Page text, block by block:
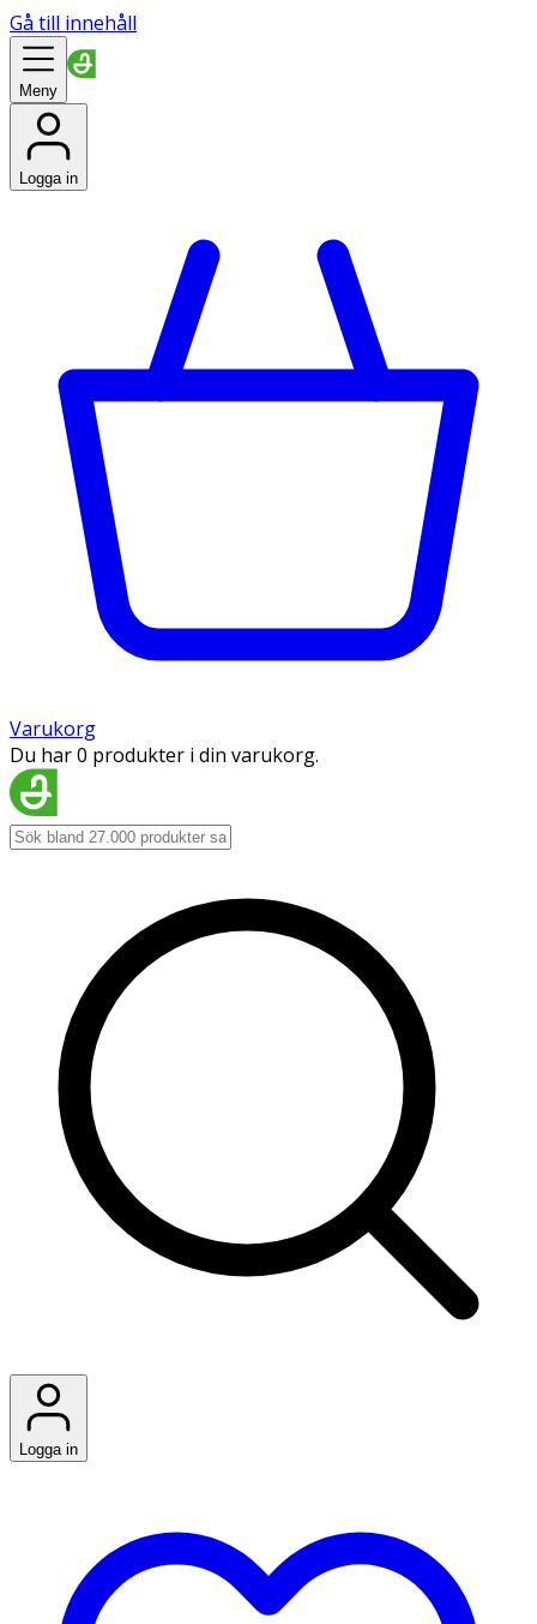
Gå till innehåll
Meny
Logga in
Varukorg
Du har 0 produkter i din varukorg.
Logga in